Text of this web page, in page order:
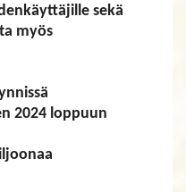
sekä
myös
2024 loppuun